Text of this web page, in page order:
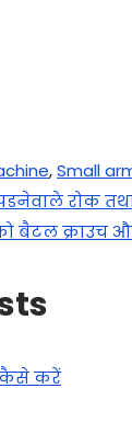
,Small
रोक
बैटल क्राउच